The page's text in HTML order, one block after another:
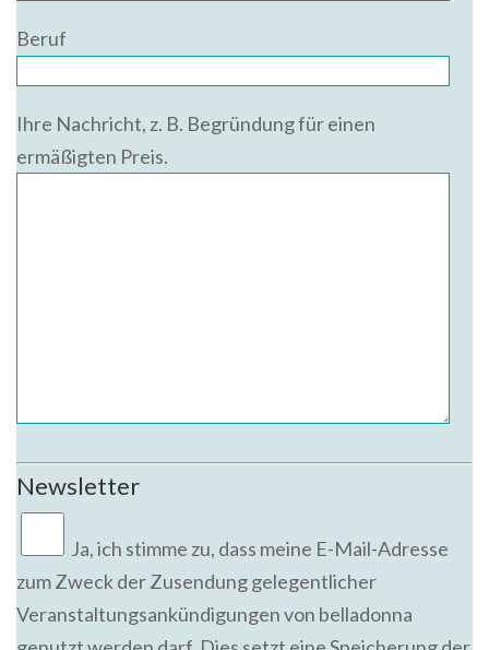
Beruf
Ihre Nachricht, z. B. Begründung für einen
ermäßigten Preis.
Newsletter
Ja,ich stimme zu, dass meine E-Mail-Adresse
zum Zweck der Zusendung gelegentlicher
Veranstaltungsankündigungen von belladonna